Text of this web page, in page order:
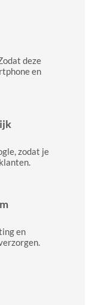
deze
en
zodat je
en